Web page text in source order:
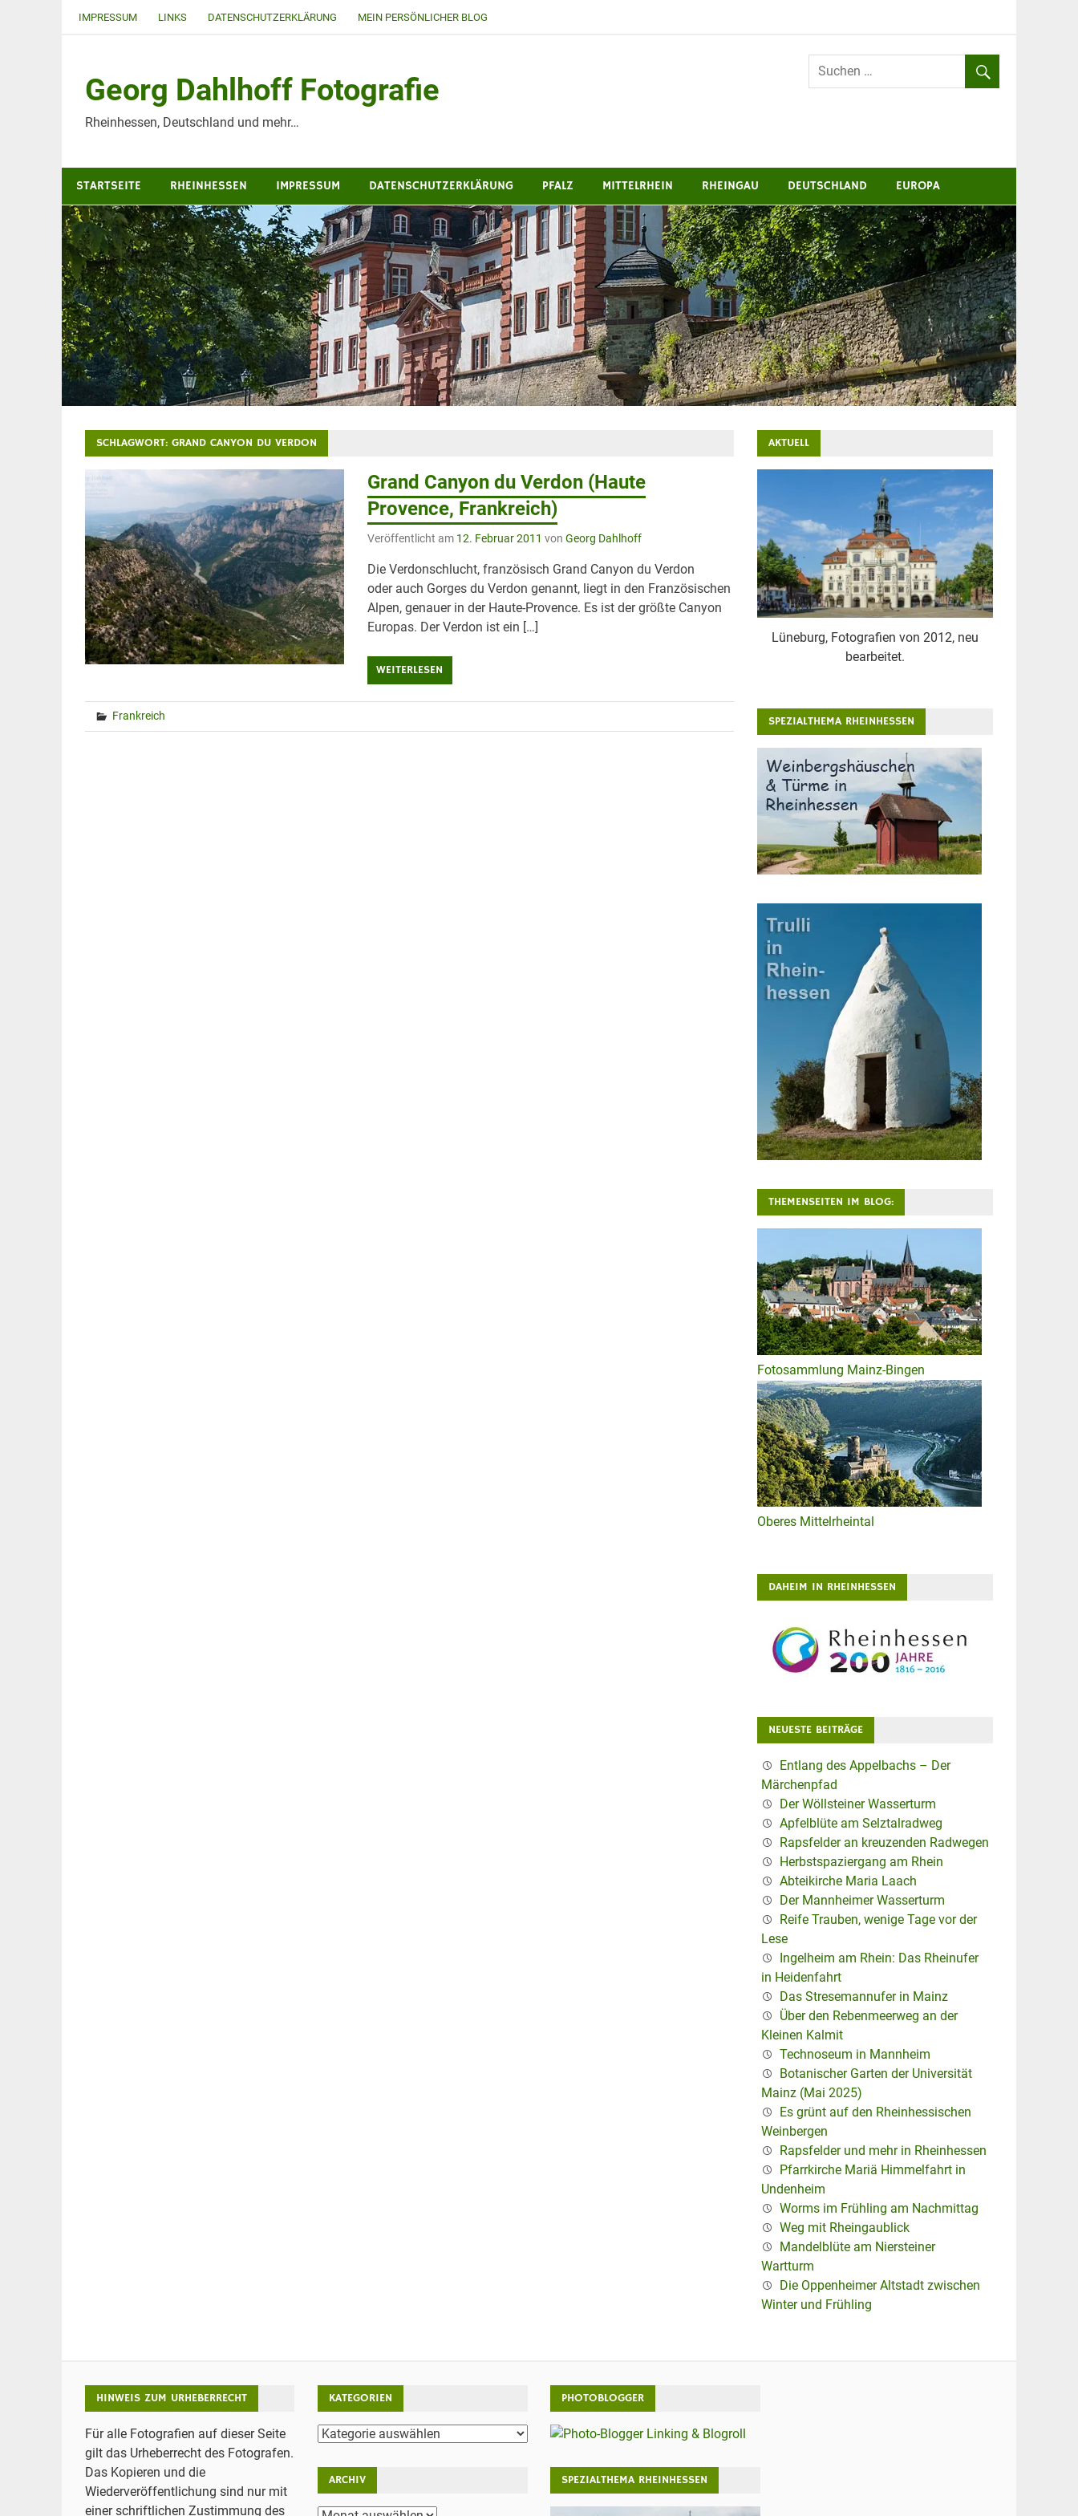
IMPRESSUM LINKS DATENSCHUTZERKLÄRUNG MEIN PERSÖNLICHER BLOG
Georg Dahlhoff Fotografie
Rheinhessen, Deutschland und mehr…
STARTSEITE RHEINHESSEN IMPRESSUM DATENSCHUTZERKLÄRUNG PFALZ MITTELRHEIN RHEINGAU DEUTSCHLAND EUROPA
SCHLAGWORT: GRAND CANYON DU VERDON
Grand Canyon du Verdon (Haute
Provence, Frankreich)
Veröffentlicht am 12. Februar 2011 vonGeorg Dahlhoff
Die Verdonschlucht, französisch Grand Canyon du Verdon
oder auch Gorges du Verdon genannt, liegt in den Französischen
Alpen, genauer in der Haute-Provence. Es ist der größte Canyon
Europas. Der Verdon ist ein […]
WEITERLESEN
Frankreich
AKTUELL
Lüneburg, Fotografien von 2012, neu
bearbeitet.
SPEZIALTHEMA RHEINHESSEN
THEMENSEITEN IM BLOG:
Fotosammlung Mainz-Bingen
Oberes Mittelrheintal
DAHEIM IN RHEINHESSEN
NEUESTE BEITRÄGE
Entlang des Appelbachs – Der
Märchenpfad
Der Wöllsteiner Wasserturm
Apfelblüte am Selztalradweg
Rapsfelder an kreuzenden Radwegen
Herbstspaziergang am Rhein
Abteikirche Maria Laach
Der Mannheimer Wasserturm
Reife Trauben, wenige Tage vor der
Lese
Ingelheim am Rhein: Das Rheinufer
in Heidenfahrt
Das Stresemannufer in Mainz
Über den Rebenmeerweg an der
Kleinen Kalmit
Technoseum in Mannheim
Botanischer Garten der Universität
Mainz (Mai 2025)
Es grünt auf den Rheinhessischen
Weinbergen
Rapsfelder und mehr in Rheinhessen
Pfarrkirche Mariä Himmelfahrt in
Undenheim
Worms im Frühling am Nachmittag
Weg mit Rheingaublick
Mandelblüte am Niersteiner
Wartturm
Die Oppenheimer Altstadt zwischen
Winter und Frühling
HINWEIS ZUM URHEBERRECHT
Für alle Fotografien auf dieser Seite
gilt das Urheberrecht des Fotografen.
Das Kopieren und die
Wiederveröffentlichung sind nur mit
einer schriftlichen Zustimmung des
KATEGORIEN
Kategorien
ARCHIV
PHOTOBLOGGER
SPEZIALTHEMA RHEINHESSEN